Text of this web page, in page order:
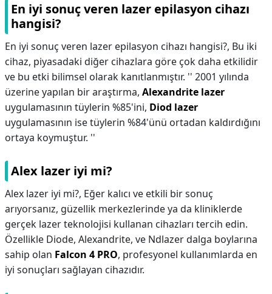
En iyi sonuç veren lazer epilasyon cihazı
hangisi?
En iyi sonuç veren lazer epilasyon cihazı hangisi?, Bu iki
cihaz, piyasadaki diğer cihazlara göre çok daha etkilidir
ve bu etki bilimsel olarak kanıtlanmıştır. '' 2001 yılında
üzerine yapılan bir araştırma, Alexandrite lazer
uygulamasının tüylerin %85'ini, Diod lazer
uygulamasının ise tüylerin %84'ünü ortadan kaldırdığını
ortaya koymuştur. ''
Alex lazer iyi mi?
Alex lazer iyi mi?, Eğer kalıcı ve etkili bir sonuç
arıyorsanız, güzellik merkezlerinde ya da kliniklerde
gerçek lazer teknolojisi kullanan cihazları tercih edin.
Özellikle Diode, Alexandrite, ve Ndlazer dalga boylarına
sahip olan Falcon 4 PRO, profesyonel kullanımlarda en
iyi sonuçları sağlayan cihazıdır.